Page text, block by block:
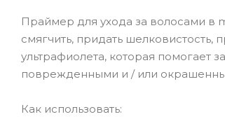
Праймер для ухода за волосами в
смягчить, придать шелковистость,
ультрафиолета, которая помогает
поврежденными и / или
Как использовать: